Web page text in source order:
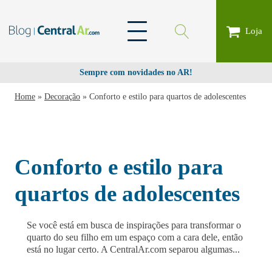
Loja
Sempre com novidades no AR!
Home » Decoração » Conforto e estilo para quartos de adolescentes
Conforto e estilo para
quartos de adolescentes
Se você está em busca de inspirações para transformar o
quarto do seu filho em um espaço com a cara dele, então
está no lugar certo. A CentralAr.com separou algumas...